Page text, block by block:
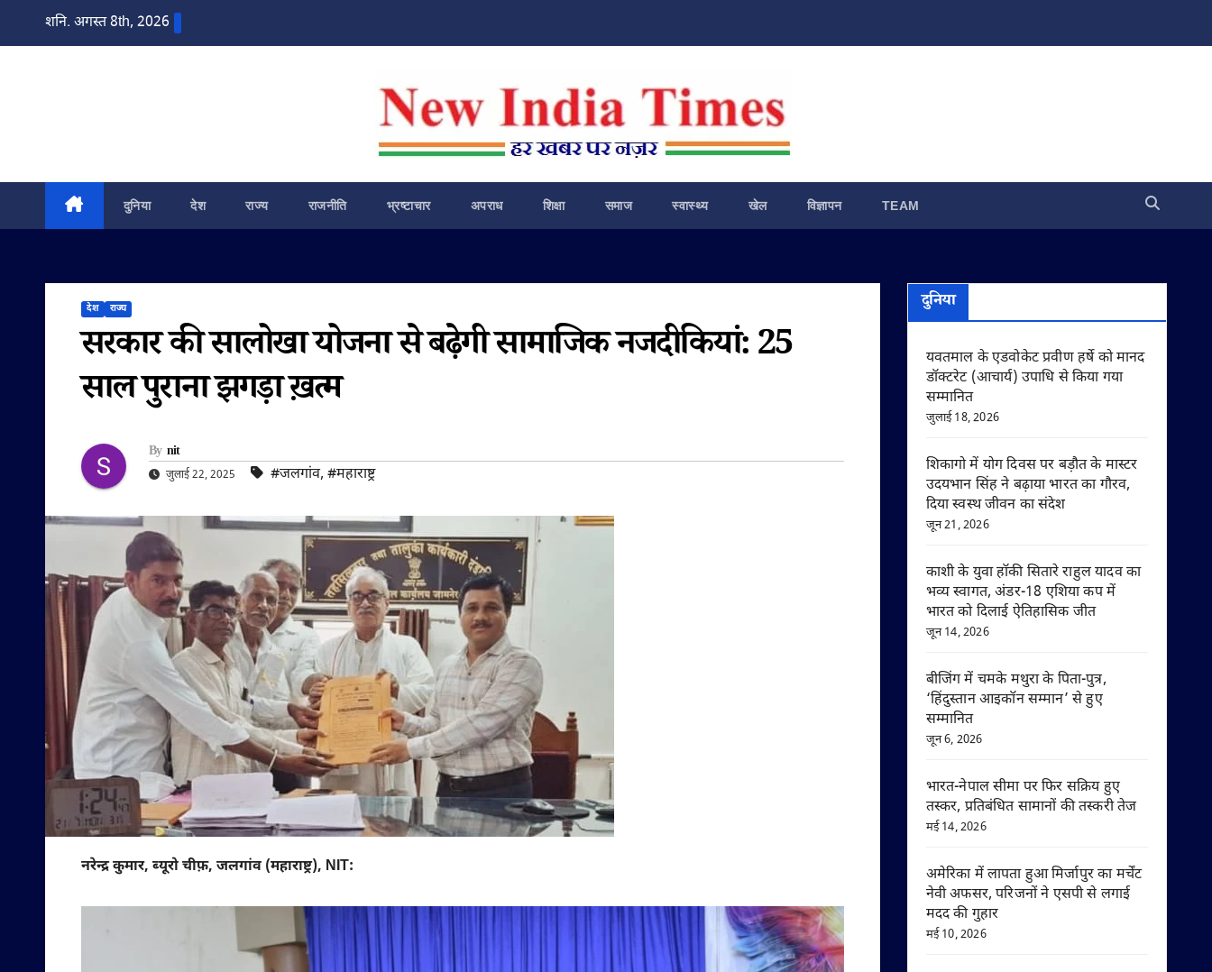
शनि. अगस्त 8th, 2026
दुनिया देश राज्य राजनीति भ्रष्टाचार अपराध शिक्षा समाज स्वास्थ्य खेल विज्ञापन TEAM
देश राज्य
सरकार की सालोखा योजना से बढ़ेगी सामाजिक नजदीकियां: 25
साल पुराना झगड़ा ख़त्म
By nit
जुलाई 22, 2025 #जलगांव, #महाराष्ट्र
नरेन्द्र कुमार, ब्यूरो चीफ़, जलगांव (महाराष्ट्र), NIT:
दुनिया
यवतमाल के एडवोकेट प्रवीण हर्षे को मानद
डॉक्टरेट (आचार्य) उपाधि से किया गया
सम्मानित
जुलाई 18, 2026
शिकागो में योग दिवस पर बड़ौत के मास्टर
उदयभान सिंह ने बढ़ाया भारत का गौरव,
दिया स्वस्थ जीवन का संदेश
जून 21, 2026
काशी के युवा हॉकी सितारे राहुल यादव का
भव्य स्वागत, अंडर-18 एशिया कप में
भारत को दिलाई ऐतिहासिक जीत
जून 14, 2026
बीजिंग में चमके मथुरा के पिता-पुत्र,
‘हिंदुस्तान आइकॉन सम्मान’ से हुए
सम्मानित
जून 6, 2026
भारत-नेपाल सीमा पर फिर सक्रिय हुए
तस्कर, प्रतिबंधित सामानों की तस्करी तेज
मई 14, 2026
अमेरिका में लापता हुआ मिर्जापुर का मर्चेंट
नेवी अफसर, परिजनों ने एसपी से लगाई
मदद की गुहार
मई 10, 2026